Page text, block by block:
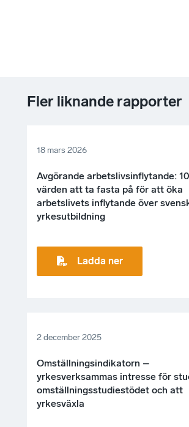
Fler liknande rapporter
18 mars 2026
Avgörande arbetslivsinflytande: 10
värden att ta fasta på för att öka
arbetslivets inflytande över
yrkesutbildning
Ladda ner
2 december 2025
Omställningsindikatorn –
yrkesverksammas intresse för
omställningsstudiestödet och att
yrkesväxla